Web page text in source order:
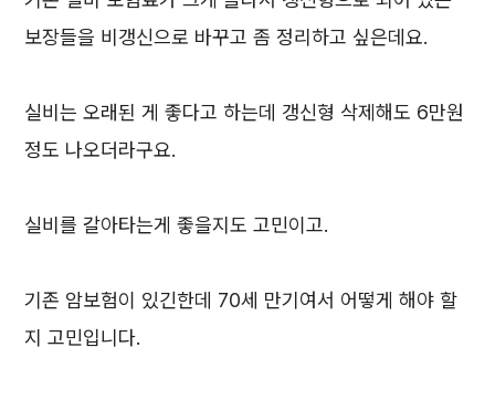
보장들을 비갱신으로 바꾸고 좀 정리하고 싶은데요.
실비는 오래된 게 좋다고 하는데 갱신형 삭제해도 6만원
정도 나오더라구요.
실비를 갈아타는게 좋을지도 고민이고.
기존 암보험이 있긴한데 70세 만기여서 어떻게 해야 할
지 고민입니다.